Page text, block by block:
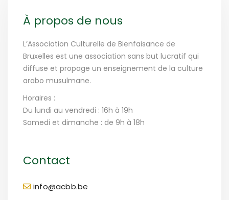
À propos de nous
L’Association Culturelle de Bienfaisance de
Bruxelles est une association sans but lucratif qui
diffuse et propage un enseignement de la culture
arabo musulmane.
Horaires :
Du lundi au vendredi : 16h à 19h
Samedi et dimanche : de 9h à 18h
Contact
info@acbb.be